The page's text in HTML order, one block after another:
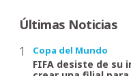
Últimas Noticias
Copa del Mundo
FIFA desiste de su